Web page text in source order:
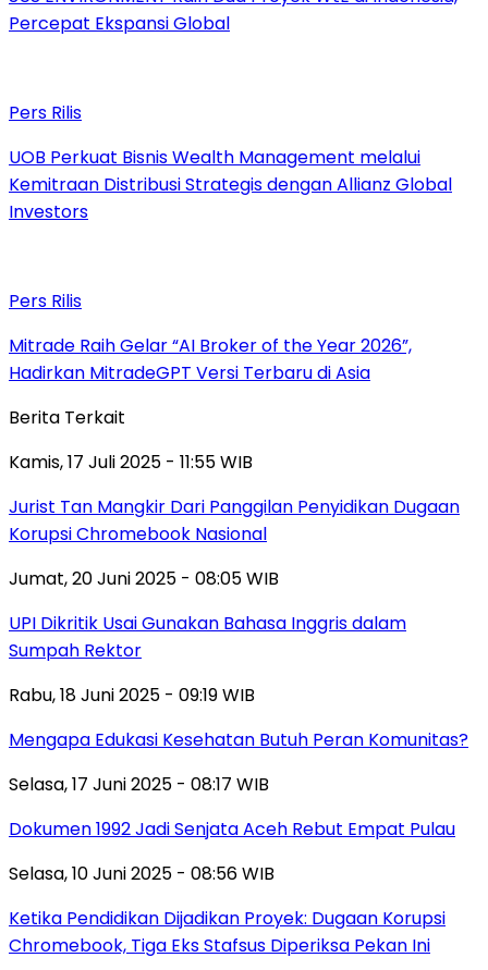
Percepat Ekspansi Global
Pers Rilis
UOB Perkuat Bisnis Wealth Management melalui
Kemitraan Distribusi Strategis dengan Allianz Global
Investors
Pers Rilis
Mitrade Raih Gelar “AI Broker of the Year 2026”,
Hadirkan MitradeGPT Versi Terbaru di Asia
Berita Terkait
Kamis, 17 Juli 2025 - 11:55 WIB
Jurist Tan Mangkir Dari Panggilan Penyidikan Dugaan
Korupsi Chromebook Nasional
Jumat, 20 Juni 2025 - 08:05 WIB
UPI Dikritik Usai Gunakan Bahasa Inggris dalam
Sumpah Rektor
Rabu, 18 Juni 2025 - 09:19 WIB
Mengapa Edukasi Kesehatan Butuh Peran Komunitas?
Selasa, 17 Juni 2025 - 08:17 WIB
Dokumen 1992 Jadi Senjata Aceh Rebut Empat Pulau
Selasa, 10 Juni 2025 - 08:56 WIB
Ketika Pendidikan Dijadikan Proyek: Dugaan Korupsi
Chromebook, Tiga Eks Stafsus Diperiksa Pekan Ini